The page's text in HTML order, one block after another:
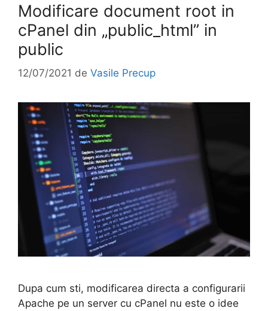
Modificare document root in
cPanel din „public_html” in
public
12/07/2021 de Vasile Precup
Dupa cum sti, modificarea directa a configurarii
Apache pe un server cu cPanel nu este o idee